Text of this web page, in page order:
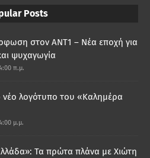
Posts
στον ΑΝΤ1 – Νέα εποχή για
ψυχαγωγία
π.μ.
νέο λογότυπο του «Καλημέρα
μ.μ.
Τα πρώτα πλάνα με Χιώτη